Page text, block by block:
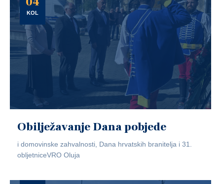
KOL
Obilježavanje Dana pobjede
i domovinske zahvalnosti, Dana hrvatskih branitelja i 31.
obljetniceVRO Oluja